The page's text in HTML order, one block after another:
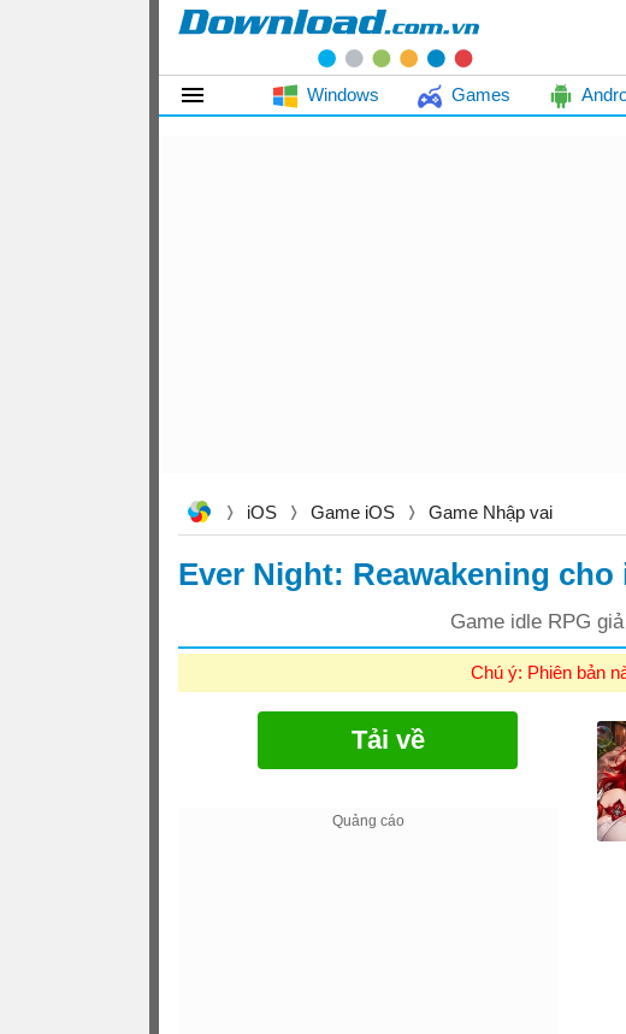
Windows Games
iOS Game iOS Game Nhập vai
Ever Night: Reawakening cho
Game idle RPG
Chú ý: Phiên bản
Tải về